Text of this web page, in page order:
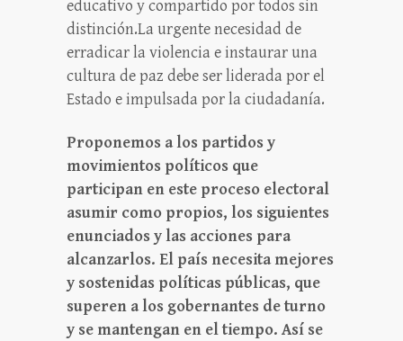
educativo y compartido por todos sin
distinción.La urgente necesidad de
erradicar la violencia e instaurar una
cultura de paz debe ser liderada por el
Estado e impulsada por la ciudadanía.
Proponemos a los partidos y
movimientos políticos que
participan en este proceso electoral
asumir como propios, los siguientes
enunciados y las acciones para
alcanzarlos. El país necesita mejores
y sostenidas políticas públicas, que
superen a los gobernantes de turno
y se mantengan en el tiempo. Así se